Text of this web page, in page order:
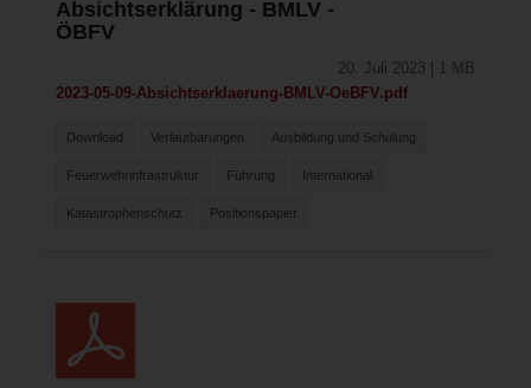
Absichtserklärung - BMLV -
ÖBFV
20. Juli 2023 | 1 MB
2023-05-09-Absichtserklaerung-BMLV-OeBFV.pdf
Download Verlautbarungen Ausbildung und Schulung
Feuerwehrinfrastruktur Führung International
Katastrophenschutz Positionspapier